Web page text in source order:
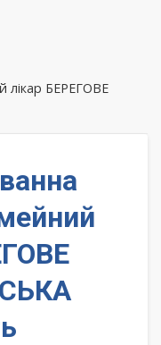
лікар БЕРЕГОВЕ